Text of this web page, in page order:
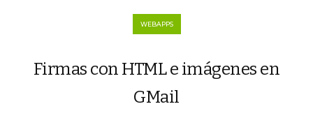
WEBAPPS
Firmas con HTML e imágenes en
GMail